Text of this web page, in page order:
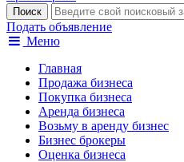
Подать объявление
Меню
Главная
Продажа бизнеса
Покупка бизнеса
Аренда бизнеса
Возьму в аренду бизнес
Бизнес брокеры
Оценка бизнеса